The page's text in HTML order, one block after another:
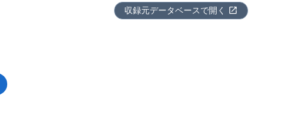
収録元データベースで開く